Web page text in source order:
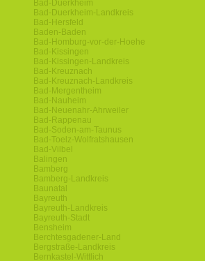
Bad-Duerkheim
Bad-Duerkheim-Landkreis
Bad-Hersfeld
Baden-Baden
Bad-Homburg-vor-der-Hoehe
Bad-Kissingen
Bad-Kissingen-Landkreis
Bad-Kreuznach
Bad-Kreuznach-Landkreis
Bad-Mergentheim
Bad-Nauheim
Bad-Neuenahr-Ahrweiler
Bad-Rappenau
Bad-Soden-am-Taunus
Bad-Toelz-Wolfratshausen
Bad-Vilbel
Balingen
Bamberg
Bamberg-Landkreis
Baunatal
Bayreuth
Bayreuth-Landkreis
Bayreuth-Stadt
Bensheim
Berchtesgadener-Land
Bergstraße-Landkreis
Bernkastel-Wittlich